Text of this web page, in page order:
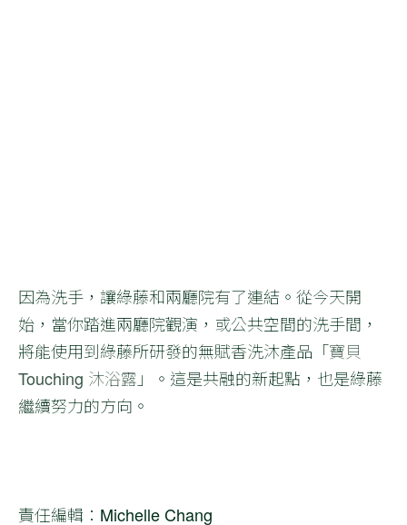
因為洗手，讓綠藤和兩廳院有了連結。從今天開
始，當你踏進兩廳院觀演，或公共空間的洗手間，
將能使用到綠藤所研發的無賦香洗沐產品「寶貝
Touching 沐浴露 」。這是共融的新起點，也是綠藤
繼續努力的方向。
責任編輯：Michelle Chang